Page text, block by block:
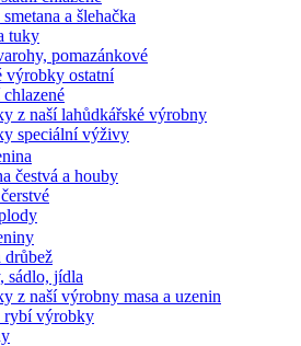
a šlehačka
tuky
pomazánkové
výrobky ostatní
z naší lahůdkářské výrobny
speciální výživy
čestvá a houby
drůbež
sádlo, jídla
z naší výrobny masa a uzenin
rybí výrobky